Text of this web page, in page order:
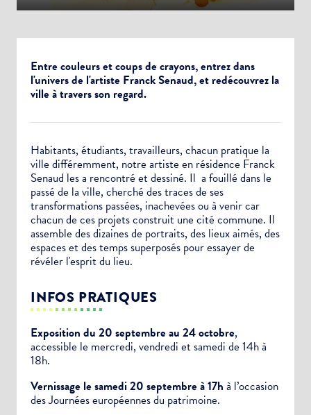
Entre couleurs et coups de crayons, entrez dans
l'univers de l'artiste Franck Senaud, et redécouvrez la
ville à travers son regard.
Habitants, étudiants, travailleurs, chacun pratique la
ville différemment, notre artiste en résidence Franck
Senaud les a rencontré et dessiné. Il a fouillé dans le
passé de la ville, cherché des traces de ses
transformations passées, inachevées ou à venir car
chacun de ces projets construit une cité commune. Il
assemble des dizaines de portraits, des lieux aimés, des
espaces et des temps superposés pour essayer de
révéler l'esprit du lieu.
INFOS PRATIQUES
Exposition du 20 septembre au 24 octobre,
accessible le mercredi, vendredi et samedi de 14h à
18h.
Vernissage le samedi 20 septembre à 17h à l’occasion
des Journées européennes du patrimoine.